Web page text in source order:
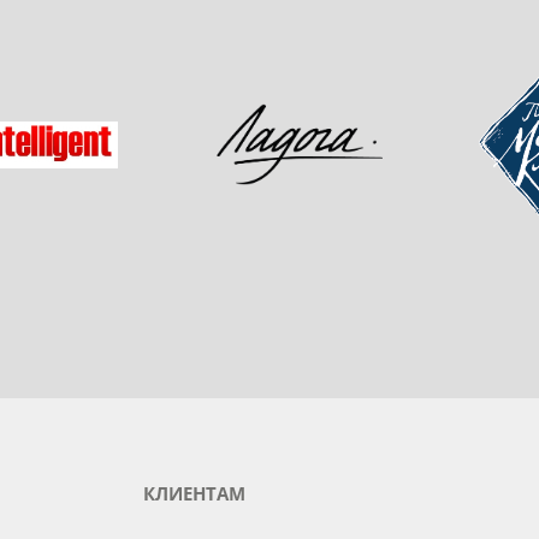
Ладога
КЛИЕНТАМ